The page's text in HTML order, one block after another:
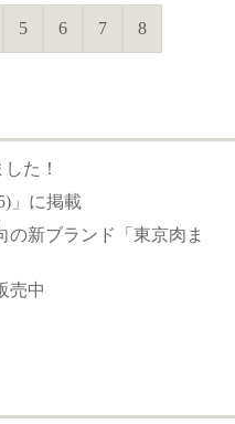
5 6 7 8
た！
」に掲載
の新ブランド「東京肉ま
売中